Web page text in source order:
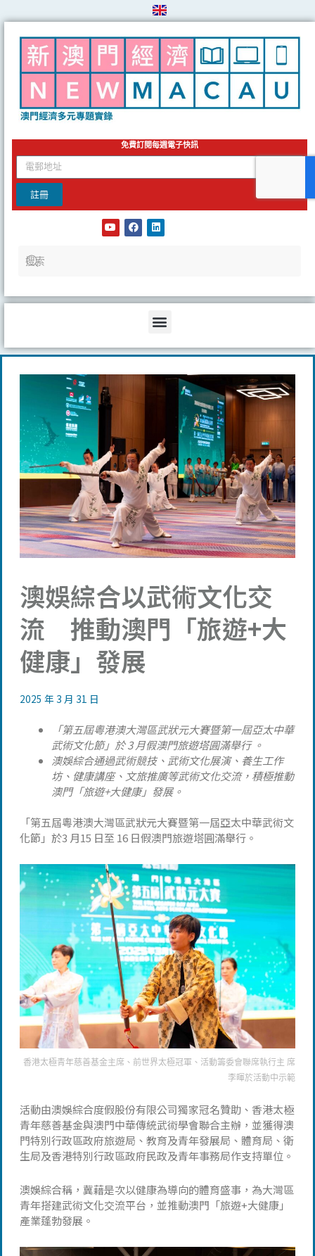
to
content
免費訂閱每週電子快訊
email
註冊
Y
o
F
a
L
i
Menu
澳娛綜合以武術文化交
流 推動澳門「旅遊+大
健康」發展
2025 年 3 月 31 日
「第五屆粵港澳大灣區武狀元大賽暨第一屆亞太中華
武術文化節」於 3 月假澳門旅遊塔圓滿舉行 。
澳娛綜合通過武術競技、武術文化展演、養生工作
坊、健康講座、文旅推廣等武術文化交流，積極推動
澳門「旅遊+大健康」發展。
「第五屆粵港澳大灣區武狀元大賽暨第一屆亞太中華武術文
化節」於3 月15 日至 16 日假澳門旅遊塔圓滿舉行。
香港太極青年慈善基金主席、前世界太極冠軍、活動籌委會聯席執行主 席
李暉於活動中示範
活動由澳娛綜合度假股份有限公司獨家冠名贊助、香港太極
青年慈善基金與澳門中華傳統武術學會聯合主辦，並獲得澳
門特別行政區政府旅遊局、教育及青年發展局、體育局、衛
生局及香港特別行政區政府民政及青年事務局作支持單位。
澳娛綜合稱，冀藉是次以健康為導向的體育盛事，為大灣區
青年搭建武術文化交流平台，並推動澳門「旅遊+大健康」
產業蓬勃發展。